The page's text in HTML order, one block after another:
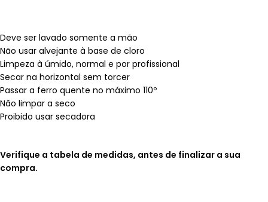
Deve ser lavado somente a mão
Não usar alvejante à base de cloro
Limpeza à úmido, normal e por profissional
Secar na horizontal sem torcer
Passar a ferro quente no máximo 110º
Não limpar a seco
Proibido usar secadora
Verifique a tabela de medidas, antes de finalizar a sua
compra.